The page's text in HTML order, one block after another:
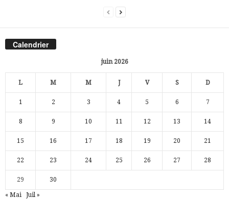
Calendrier
juin 2026
L M M J V S D
1 2 3 4 5 6 7
8 9 10 11 12 13 14
15 16 17 18 19 20 21
22 23 24 25 26 27 28
29 30
« Mai Juil »